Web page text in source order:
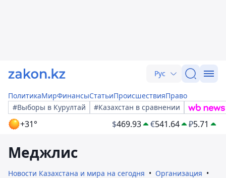
Рус
ПолитикаМирФинансыСтатьиПроисшествияПраво
#Выборы в Курултай
#Казахстан в сравнении
+31° $469.93 €541.64 ₽5.71
Меджлис
Новости Казахстана и мира на сегодня
Организация